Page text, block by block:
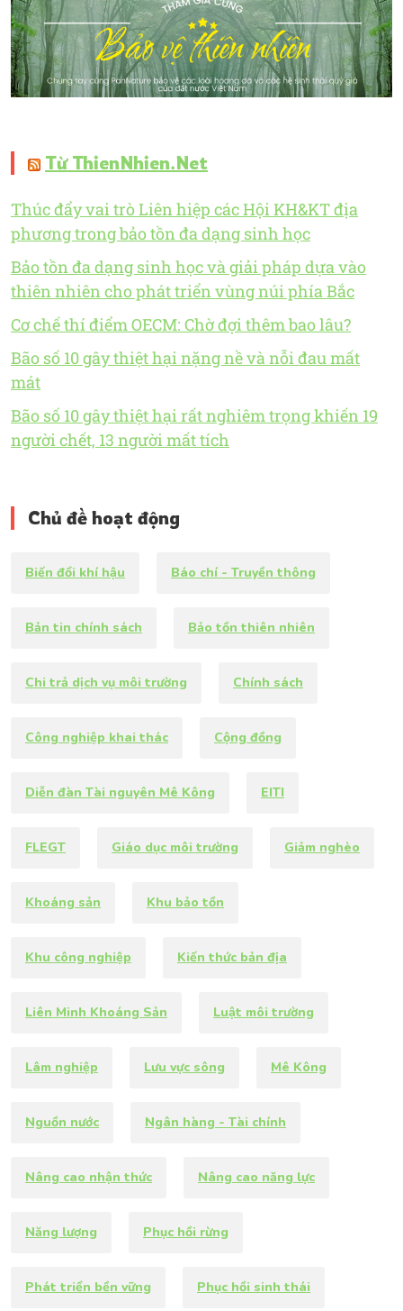
Từ ThienNhien.Net
Thúc đẩy vai trò Liên hiệp các Hội KH&KT địa
phương trong bảo tồn đa dạng sinh học
Bảo tồn đa dạng sinh học và giải pháp dựa vào
thiên nhiên cho phát triển vùng núi phía Bắc
Cơ chế thí điểm OECM: Chờ đợi thêm bao lâu?
Bão số 10 gây thiệt hại nặng nề và nỗi đau mất
mát
Bão số 10 gây thiệt hại rất nghiêm trọng khiến 19
người chết, 13 người mất tích
Chủ đề hoạt động
Biến đổi khí hậu Báo chí - Truyền thông
Bản tin chính sách Bảo tồn thiên nhiên
Chi trả dịch vụ môi trường Chính sách
Công nghiệp khai thác Cộng đồng
Diễn đàn Tài nguyên Mê Kông EITI
FLEGT Giáo dục môi trường Giảm nghèo
Khoáng sản Khu bảo tồn
Khu công nghiệp Kiến thức bản địa
Liên Minh Khoáng Sản Luật môi trường
Lâm nghiệp Lưu vực sông Mê Kông
Nguồn nước Ngân hàng - Tài chính
Nâng cao nhận thức Nâng cao năng lực
Năng lượng Phục hồi rừng
Phát triển bền vững Phục hồi sinh thái